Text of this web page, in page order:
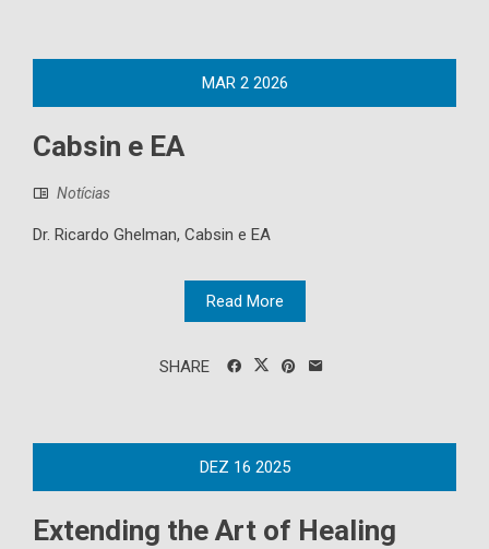
MAR 2 2026
Cabsin e EA
Notícias
Dr. Ricardo Ghelman, Cabsin e EA
Read More
SHARE
DEZ 16 2025
Extending the Art of Healing